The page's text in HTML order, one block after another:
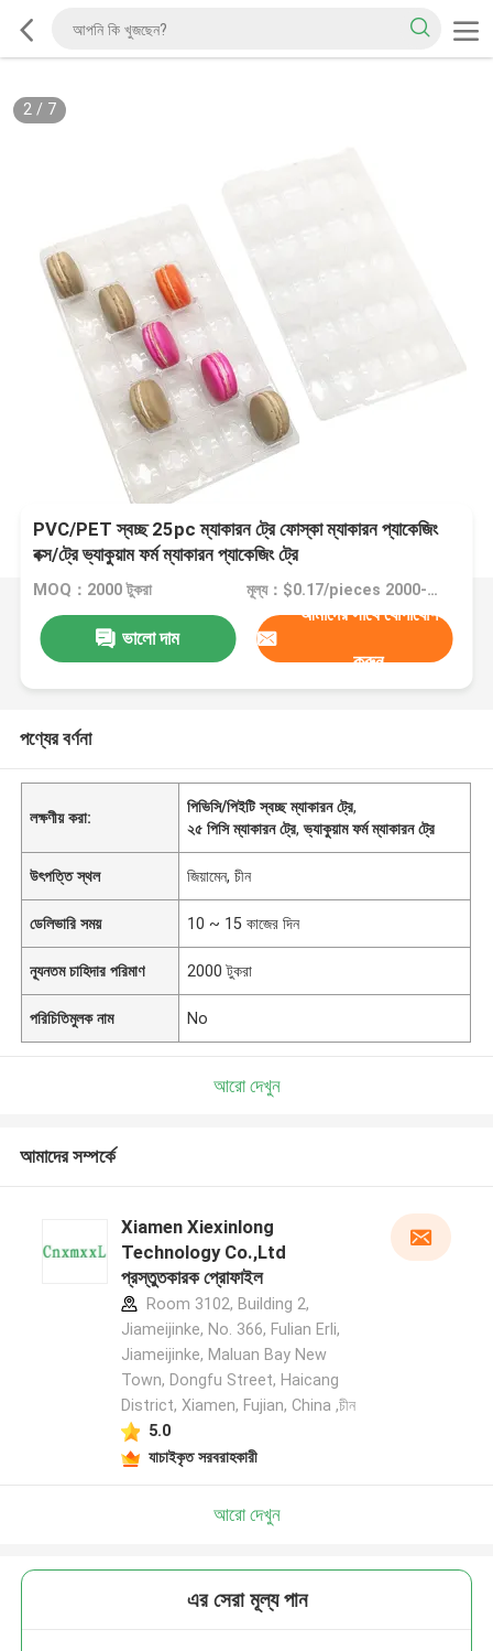
2/ 7
PVC/PET স্বচ্ছ 25pc ম্যাকারন ট্রে ফোস্কা ম্যাকারন প্যাকেজিং
বক্স/ট্রে ভ্যাকুয়াম ফর্ম ম্যাকারন প্যাকেজিং ট্রে
MOQ：2000 টুকরা মূল্য：$0.17/pieces 2000-49999 pieces
ভালো দাম
আমাদের সাথে যোগাযোগ
করুন
পণ্যের বর্ণনা
লক্ষণীয় করা:
পিভিসি/পিইটি স্বচ্ছ ম্যাকারন ট্রে,
২৫ পিসি ম্যাকারন ট্রে,ভ্যাকুয়াম ফর্ম ম্যাকারন ট্রে
উৎপত্তি স্থল জিয়ামেন, চীন
ডেলিভারি সময় 10 ~ 15 কাজের দিন
ন্যূনতম চাহিদার পরিমাণ 2000 টুকরা
পরিচিতিমুলক নাম No
আরো দেখুন
আমাদের সম্পর্কে
Xiamen Xiexinlong
Technology Co.,Ltd
প্রস্তুতকারক প্রোফাইল
Room 3102, Building 2,
Jiameijinke, No. 366, Fulian Erli,
Jiameijinke, Maluan Bay New
Town, Dongfu Street, Haicang
District, Xiamen, Fujian, China ,চীন
5.0
যাচাইকৃত সরবরাহকারী
আরো দেখুন
এর সেরা মূল্য পান